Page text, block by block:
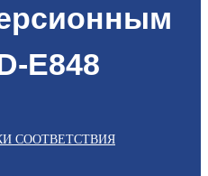
E848
СООТВЕТСТВИЯ